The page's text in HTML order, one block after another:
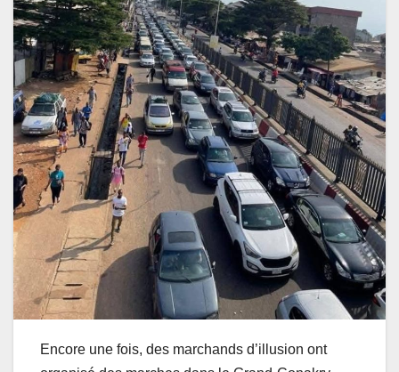
Encore une fois, des marchands d’illusion ont